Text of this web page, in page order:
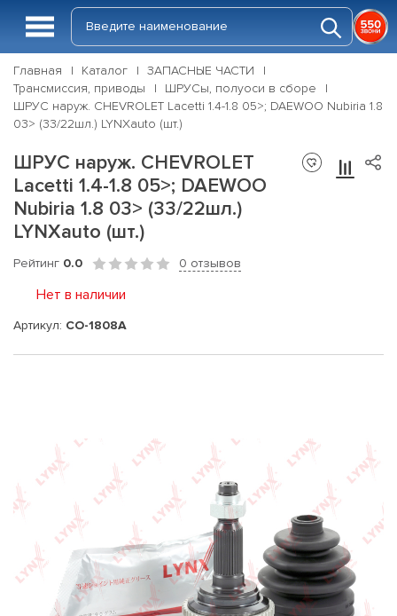
Главная Каталог
ЗАПАСНЫЕ ЧАСТИ
Трансмиссия, приводы
ШРУСы, полуоси в сборе
ШРУС наруж. CHEVROLET Lacetti 1.4-1.8 05>; DAEWOO Nubiria 1.8
03> (33/22шл.) LYNXauto (шт.)
ШРУС наруж. CHEVROLET
Lacetti 1.4-1.8 05>; DAEWOO
Nubiria 1.8 03> (33/22шл.)
LYNXauto (шт.)
Рейтинг 0.0 0 отзывов
Нет в наличии
Артикул: CO-1808A